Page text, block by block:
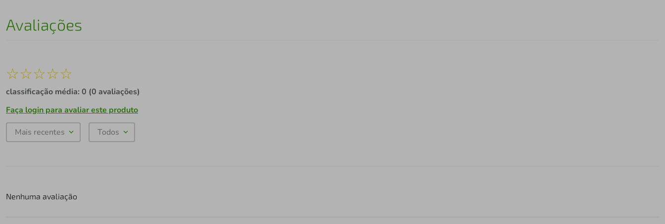
Avaliações
☆☆☆☆☆
classificação média: 0 (0 avaliações)
Faça login para avaliar este produto
Mais recentes Todos
Nenhuma avaliação